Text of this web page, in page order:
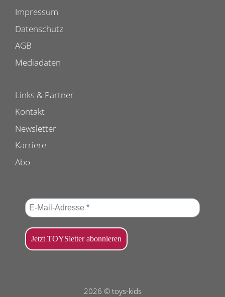
Impressum
Datenschutz
AGB
Mediadaten
Links & Partner
Kontakt
Newsletter
Karriere
Abo
2026 © toys-kids